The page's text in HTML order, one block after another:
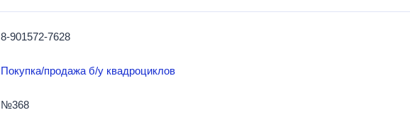
8-901572-7628
Покупка/продажа б/у квадроциклов
№368